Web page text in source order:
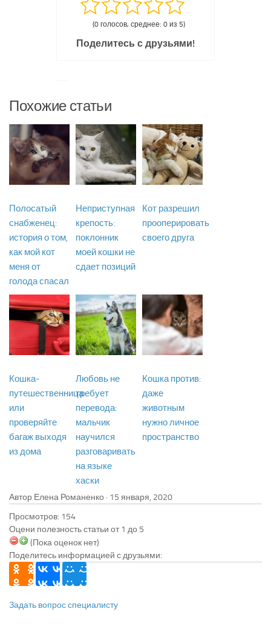
(0 голосов, среднее: 0 из 5)
Поделитесь с друзьями!
Похожие статьи
Полосатый
снабженец:
история о том,
как мой кот
меня от
голода спасал
Неприступная
крепость:
поклонник
моей кошки не
сдает позиций
Кот разрешил
прооперировать
своего друга
Кошка-
путешественница
или
проверяйте
багаж выходя
из дома
Любовь не
требует
перевода:
мальчик
научился
разговаривать
на языке
хаски
Кошка против:
даже
животным
нужно личное
пространство
Автор Елена Романенко ·
Просмотров: 154
Оцени полезность статьи от 1 до 5
(Пока оценок нет)
Поделитесь информацией с друзьями:
Задать вопрос специалисту